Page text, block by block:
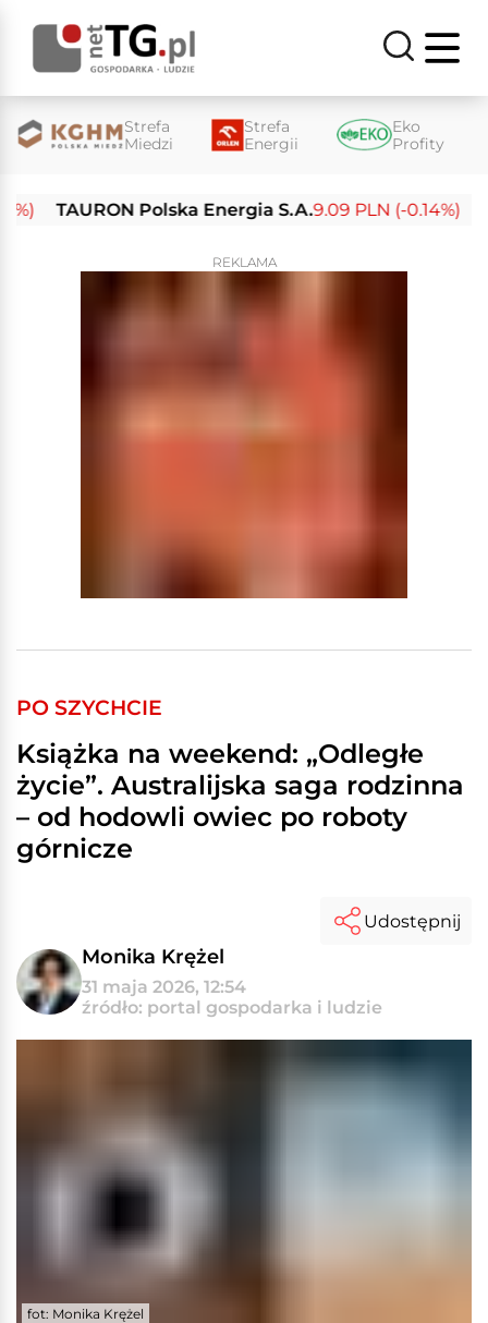
Strefa
Miedzi
Strefa
Energii
Eko
Profity
TAURON Polska Energia S.A.9.09 PLN (-0.14%)
REKLAMA
PO SZYCHCIE
Książka na weekend: „Odległe
życie”. Australijska saga rodzinna
– od hodowli owiec po roboty
górnicze
Monika Krężel
31 maja 2026, 12:54
źródło: portal gospodarka i ludzie
Udostępnij
fot: Monika Krężel